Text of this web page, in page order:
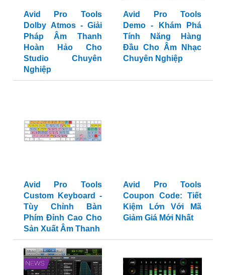
Avid Pro Tools
Dolby Atmos - Giải
Pháp Âm Thanh
Hoàn Hảo Cho
Studio Chuyên
Nghiệp
Avid Pro Tools
Demo - Khám Phá
Tính Năng Hàng
Đầu Cho Âm Nhạc
Chuyên Nghiệp
Avid Pro Tools
Custom Keyboard -
Tùy Chỉnh Bàn
Phím Đỉnh Cao Cho
Sản Xuất Âm Thanh
Avid Pro Tools
Coupon Code: Tiết
Kiệm Lớn Với Mã
Giảm Giá Mới Nhất